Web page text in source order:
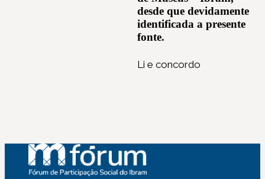
desde que devidamente
identificada a presente
fonte.
Li e concordo